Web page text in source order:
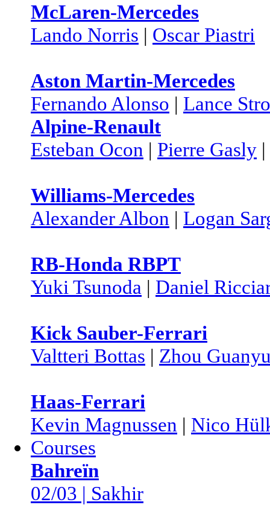
McLaren-Mercedes
Lando Norris | Oscar Piastri
Aston Martin-Mercedes
Fernando Alonso | Lance
Alpine-Renault
Esteban Ocon | Pierre Gasly |
Williams-Mercedes
Alexander Albon | Logan
RB-Honda RBPT
Yuki Tsunoda | Daniel
Kick Sauber-Ferrari
Valtteri Bottas | Zhou
Haas-Ferrari
Kevin Magnussen | Nico
Courses
Bahreïn
02/03 | Sakhir